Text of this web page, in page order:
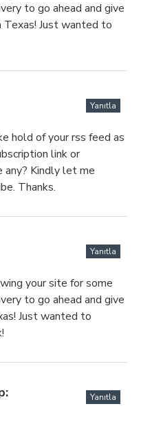
to go ahead and give
Just wanted to
Yanıtla
hold of your rss feed as
link or
any? Kindly let me
Thanks.
Yanıtla
your site for some
to go ahead and give
Just wanted to
Yanıtla